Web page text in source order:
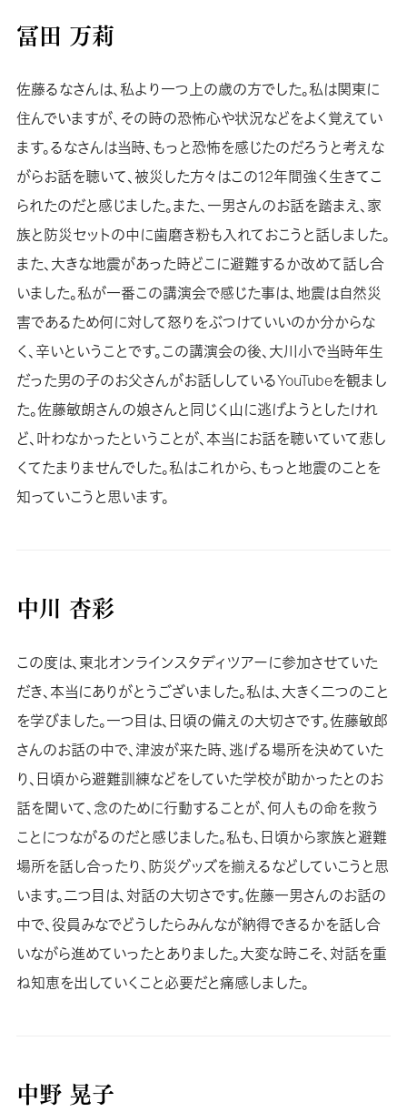
冨田 万莉
佐藤るなさんは、私より一つ上の歳の方でした。私は関東に
住んでいますが、その時の恐怖心や状況などをよく覚えてい
ます。るなさんは当時、もっと恐怖を感じたのだろうと考えな
がらお話を聴いて、被災した方々はこの12年間強く生きてこ
られたのだと感じました。また、一男さんのお話を踏まえ、家
族と防災セットの中に歯磨き粉も入れておこうと話しました。
また、大きな地震があった時どこに避難するか改めて話し合
いました。私が一番この講演会で感じた事は、地震は自然災
害であるため何に対して怒りをぶつけていいのか分からな
く、辛いということです。この講演会の後、大川小で当時年生
だった男の子のお父さんがお話ししているYouTubeを観まし
た。佐藤敏朗さんの娘さんと同じく山に逃げようとしたけれ
ど、叶わなかったということが、本当にお話を聴いていて悲し
くてたまりませんでした。私はこれから、もっと地震のことを
知っていこうと思います。
中川 杏彩
この度は、東北オンラインスタディツアーに参加させていた
だき、本当にありがとうございました。私は、大きく二つのこと
を学びました。一つ目は、日頃の備えの大切さです。佐藤敏郎
さんのお話の中で、津波が来た時、逃げる場所を決めていた
り、日頃から避難訓練などをしていた学校が助かったとのお
話を聞いて、念のために行動することが、何人もの命を救う
ことにつながるのだと感じました。私も、日頃から家族と避難
場所を話し合ったり、防災グッズを揃えるなどしていこうと思
います。二つ目は、対話の大切さです。佐藤一男さんのお話の
中で、役員みなでどうしたらみんなが納得できるかを話し合
いながら進めていったとありました。大変な時こそ、対話を重
ね知恵を出していくこと必要だと痛感しました。
中野 晃子